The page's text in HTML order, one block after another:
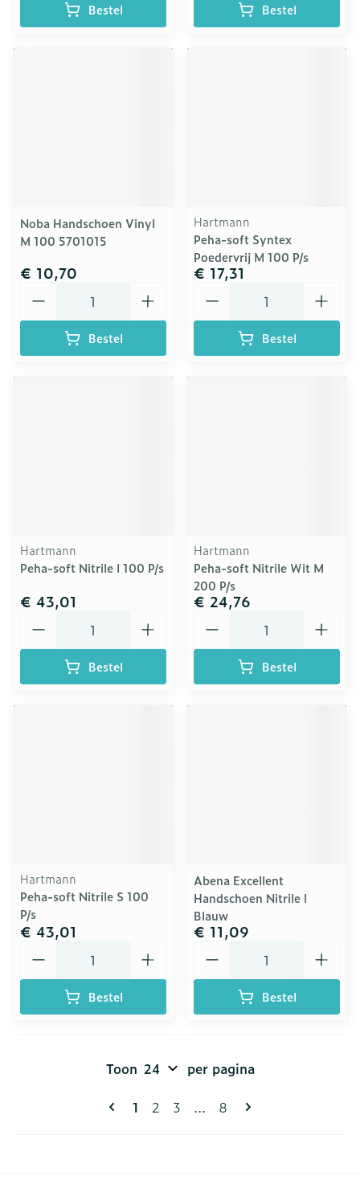
Bestel Bestel
Noba Handschoen Vinyl
M 100 5701015
€ 10,70
Bestel
Hartmann
Peha-soft Syntex
Poedervrij M 100 P/s
€ 17,31
Bestel
Hartmann
Peha-soft Nitrile l 100 P/s
€ 43,01
Bestel
Hartmann
Peha-soft Nitrile Wit M
200 P/s
€ 24,76
Bestel
Hartmann
Peha-soft Nitrile S 100
P/s
€ 43,01
Bestel
Abena Excellent
Handschoen Nitrile l
Blauw
€ 11,09
Bestel
Pagina's
U lees momenteel pagina
1 Pagina
2 Pagina
3 ... Pagina
8
Toon per pagina